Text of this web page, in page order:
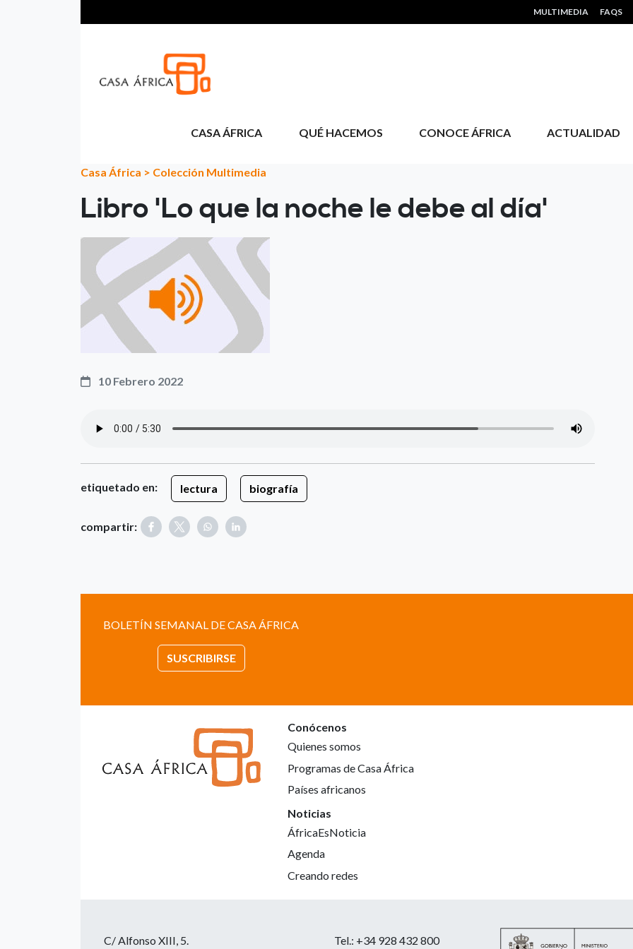
HEADER MENU
MULTIMEDIA FAQS
CASA ÁFRICA QUÉ HACEMOS CONOCE ÁFRICA ACTUALIDAD
Casa África > Colección Multimedia
Libro 'Lo que la noche le debe al día'
10 Febrero 2022
etiquetado en: lectura biografía
compartir:
BOLETÍN SEMANAL DE CASA ÁFRICA
SUSCRIBIRSE
Conócenos
Quienes somos
Programas de Casa África
Países africanos
Noticias
ÁfricaEsNoticia
Agenda
Creando redes
C/ Alfonso XIII, 5. Tel.: +34 928 432 800